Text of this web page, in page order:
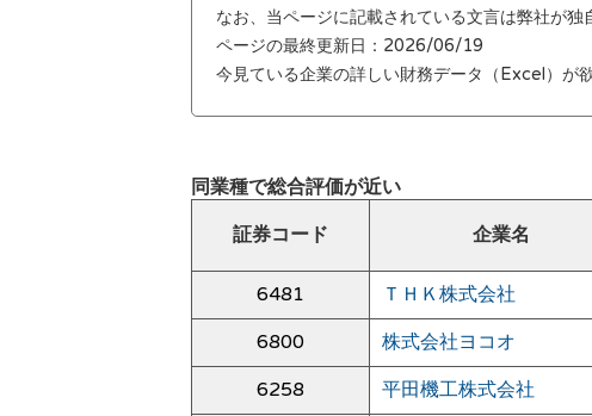
なお、当ページに記載されている文言は弊社が
ページの最終更新日：2026/06/19
今見ている企業の詳しい財務データ（Excel）が
同業種で総合評価が近い
証券コード
企業名
6481 ＴＨＫ株式会社
6800
株式会社ヨコオ
6258
平田機工株式会社